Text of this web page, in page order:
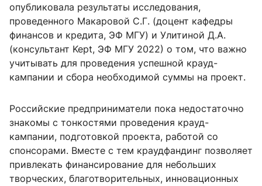
опубликовала результаты исследования,
проведенного Макаровой С.Г. (доцент кафедры
финансов и кредита, ЭФ МГУ) и Улитиной Д.А.
(консультант Kept, ЭФ МГУ 2022) о том, что важно
учитывать для проведения успешной крауд-
кампании и сбора необходимой суммы на проект.
Российские предприниматели пока недостаточно
знакомы с тонкостями проведения крауд-
кампании, подготовкой проекта, работой со
спонсорами. Вместе с тем краудфандинг позволяет
привлекать финансирование для небольших
творческих, благотворительных, инновационных